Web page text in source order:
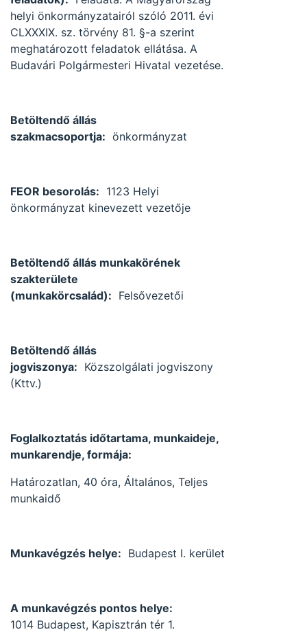
helyi önkormányzatairól szóló 2011. évi
CLXXXIX. sz. törvény 81. §-a szerint
meghatározott feladatok ellátása. A
Budavári Polgármesteri Hivatal vezetése.
Betöltendő állás
szakmacsoportja: önkormányzat
FEOR besorolás: 1123 Helyi
önkormányzat kinevezett vezetője
Betöltendő állás munkakörének
szakterülete
(munkakörcsalád): Felsővezetői
Betöltendő állás
jogviszonya: Közszolgálati jogviszony
(Kttv.)
Foglalkoztatás időtartama, munkaideje,
munkarendje, formája:
Határozatlan, 40 óra, Általános, Teljes
munkaidő
Munkavégzés helye: Budapest I. kerület
A munkavégzés pontos helye:
1014 Budapest, Kapisztrán tér 1.